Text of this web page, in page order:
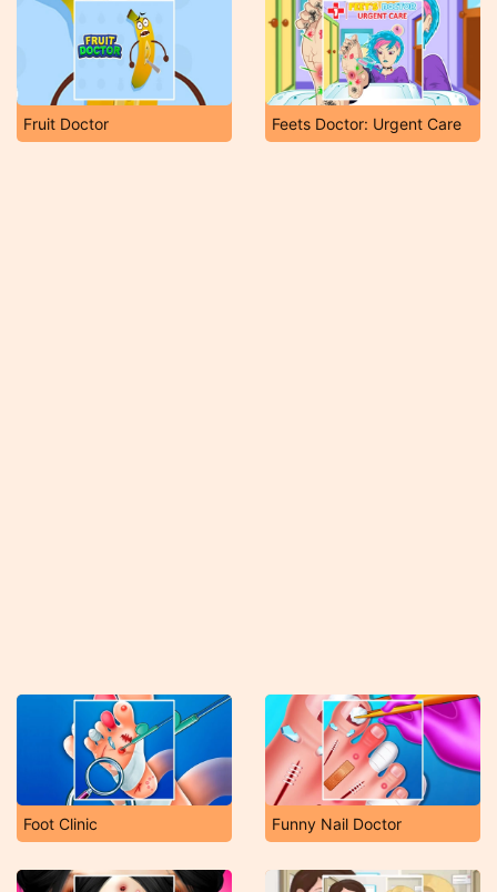
Fruit Doctor Feets Doctor: Urgent Care
Foot Clinic Funny Nail Doctor